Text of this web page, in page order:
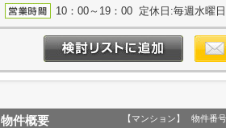
10：00～19：00 定休日:毎週水曜
物件概要 【マンション】 物件番